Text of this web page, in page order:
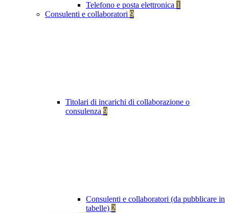
Telefono e posta elettronica 1
Consulenti e collaboratori 9
Titolari di incarichi di collaborazione o
consulenza 9
Consulenti e collaboratori (da pubblicare in
tabelle) 2